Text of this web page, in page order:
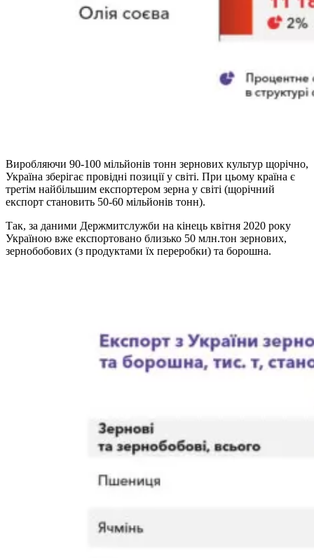
Виробляючи 90-100 мільйонів тонн зернових культур щорічно,
Україна зберігає провідні позиції у світі. При цьому країна є
третім найбільшим експортером зерна у світі (щорічний
експорт становить 50-60 мільйонів тонн).
Так, за даними Держмитслужби на кінець квітня 2020 року
Україною вже експортовано близько 50 млн.тон зернових,
зернобобових (з продуктами їх переробки) та борошна.